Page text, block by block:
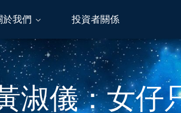
於我們 投資者關係
儀：女仔